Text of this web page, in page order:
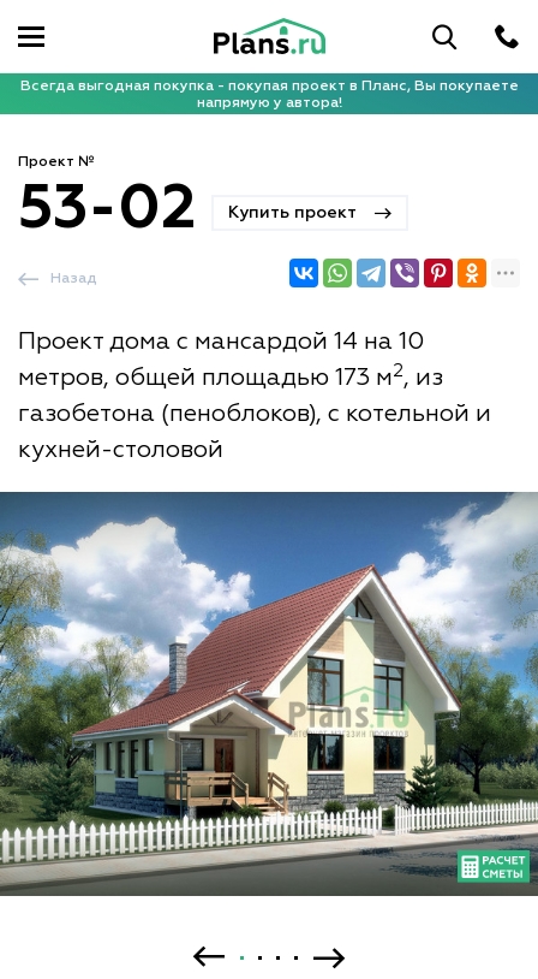
Всегда выгодная покупка - покупая проект в Планс, Вы покупаете
напрямую у автора!
Проект №
53-02 Купить проект
Проект дома с мансардой 14 на 10
метров, общей площадью 173 м2, из
газобетона (пеноблоков), с котельной и
кухней-столовой
Назад